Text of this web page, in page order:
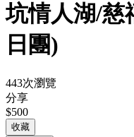
坑情人湖/慈
日團)
443次瀏覽
分享
$500
收藏